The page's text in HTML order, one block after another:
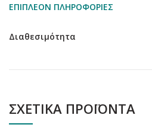
ΕΠΙΠΛΈΟΝ ΠΛΗΡΟΦΟΡΊΕΣ
Διαθεσιμότητα
ΣΧΕΤΙΚΆ ΠΡΟΪΌΝΤΑ